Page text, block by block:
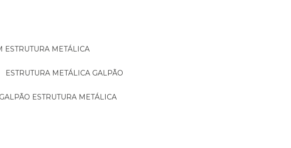
ESTRUTURA METÁLICA
ESTRUTURA METÁLICA GALPÃO
GALPÃO ESTRUTURA METÁLICA